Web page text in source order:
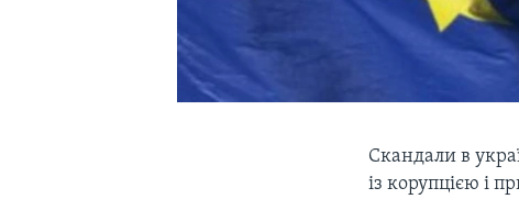
Скандали в
із корупцією і